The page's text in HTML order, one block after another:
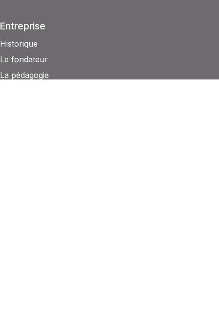
Entreprise
Historique
Le fondateur
La pédagogie